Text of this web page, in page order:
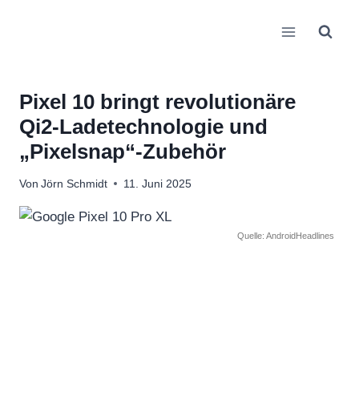
Pixel 10 bringt revolutionäre
Qi2-Ladetechnologie und
„Pixelsnap“-Zubehör
Von Jörn Schmidt 11. Juni 2025
Quelle: AndroidHeadlines